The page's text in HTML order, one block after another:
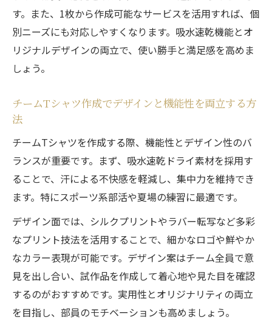
す。また、1枚から作成可能なサービスを活用すれば、個
別ニーズにも対応しやすくなります。吸水速乾機能とオ
リジナルデザインの両立で、使い勝手と満足感を高めま
しょう。
チームTシャツ作成でデザインと機能性を両立する方
法
チームTシャツを作成する際、機能性とデザイン性のバ
ランスが重要です。まず、吸水速乾ドライ素材を採用す
ることで、汗による不快感を軽減し、集中力を維持でき
ます。特にスポーツ系部活や夏場の練習に最適です。
デザイン面では、シルクプリントやラバー転写など多彩
なプリント技法を活用することで、細かなロゴや鮮やか
なカラー表現が可能です。デザイン案はチーム全員で意
見を出し合い、試作品を作成して着心地や見た目を確認
するのがおすすめです。実用性とオリジナリティの両立
を目指し、部員のモチベーションも高めましょう。